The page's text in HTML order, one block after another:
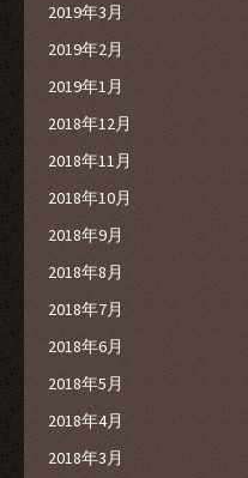
2019年3月
2019年2月
2019年1月
2018年12月
2018年11月
2018年10月
2018年9月
2018年8月
2018年7月
2018年6月
2018年5月
2018年4月
2018年3月